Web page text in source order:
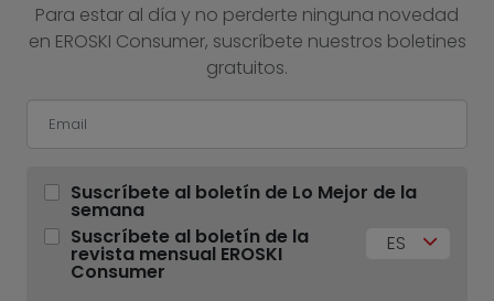
Para estar al día y no perderte ninguna novedad
en EROSKI Consumer, suscríbete nuestros boletines
gratuitos.
Suscríbete al boletín de Lo Mejor de la
semana
Suscríbete al boletín de la
revista mensual EROSKI
Consumer
ES